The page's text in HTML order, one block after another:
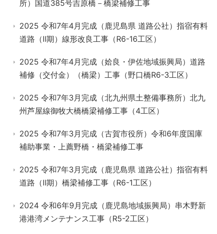
所）国道385号吉原橋－橋梁補修工事
2025 令和7年4月完成（鹿児島県 道路公社）指宿有料
道路（Ⅱ期）線形改良工事（R6-16工区）
2025 令和7年4月完成（姶良・伊佐地域振興局）道路
補修（交付金）（橋梁）工事（野口橋R6-3工区）
2025 令和7年3月完成（北九州県土整備事務所）北九
州芦屋線御牧大橋橋梁補修工事（4工区）
2025 令和7年3月完成（古賀市役所）令和6年度国庫
補助事業・上薦野橋・橋梁補修工事
2025 令和7年3月完成（鹿児島県 道路公社）指宿有料
道路（Ⅱ期）橋梁補修工事（R6-1工区）
2024 令和6年9月完成（鹿児島地域振興局）串木野新
港港湾メンテナンス工事（R5-2工区）